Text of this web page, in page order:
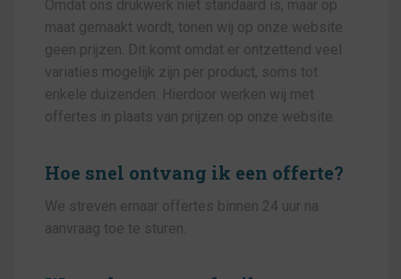
Omdat ons drukwerk niet standaard is, maar op
maat gemaakt wordt, tonen wij op onze website
geen prijzen. Dit komt omdat er ontzettend veel
variaties mogelijk zijn per product, soms tot
enkele duizenden. Hierdoor werken wij met
offertes in plaats van prijzen op onze website.
Hoe snel ontvang ik een offerte?
We streven ernaar offertes binnen 24 uur na
aanvraag toe te sturen.